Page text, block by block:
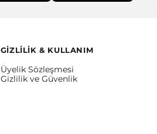
GİZLİLİK & KULLANIM
Üyelik Sözleşmesi
Gizlilik ve Güvenlik